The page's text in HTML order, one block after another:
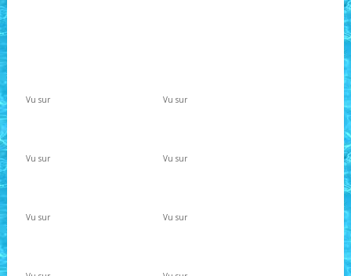
Vu sur Vu sur
Vu sur Vu sur
Vu sur Vu sur